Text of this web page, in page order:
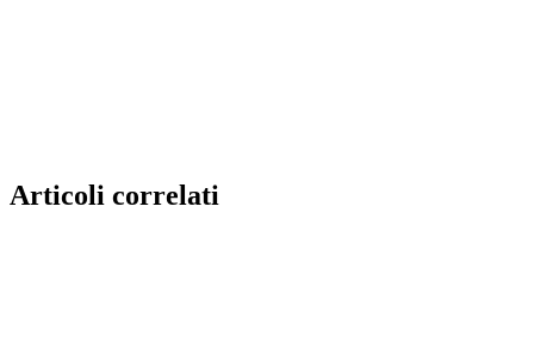
Articoli correlati